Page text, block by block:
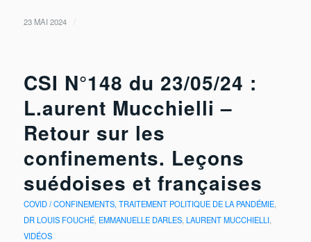
23 MAI 2024 /
CSI N°148 du 23/05/24 :
L.aurent Mucchielli –
Retour sur les
confinements. Leçons
suédoises et françaises
COVID / CONFINEMENTS, TRAITEMENT POLITIQUE DE LA PANDÉMIE,
DR LOUIS FOUCHÉ, EMMANUELLE DARLES, LAURENT MUCCHIELLI,
VIDÉOS